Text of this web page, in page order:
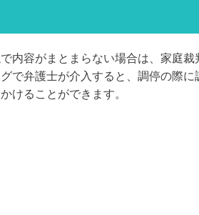
内容がまとまらない場合は、家庭裁
で弁護士が介入すると、調停の際
けることができます。